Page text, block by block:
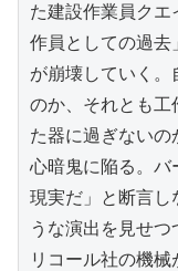
た建設作業員ク
作員としての過去
が崩壊していく
のか、それとも工
た器に過ぎない
心暗鬼に陥る。バ
現実だ」と断言し
うな演出を見せ
リコール社の機